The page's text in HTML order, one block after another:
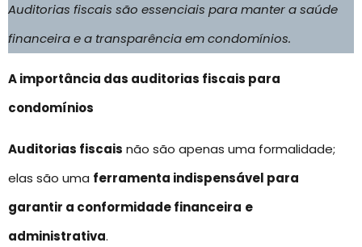
Auditorias fiscais são essenciais para manter a saúde
financeira e a transparência em condomínios.
A importância das auditorias fiscais para
condomínios
Auditorias fiscais não são apenas uma formalidade;
elas são uma ferramenta indispensável para
garantir a conformidade financeira e
administrativa.